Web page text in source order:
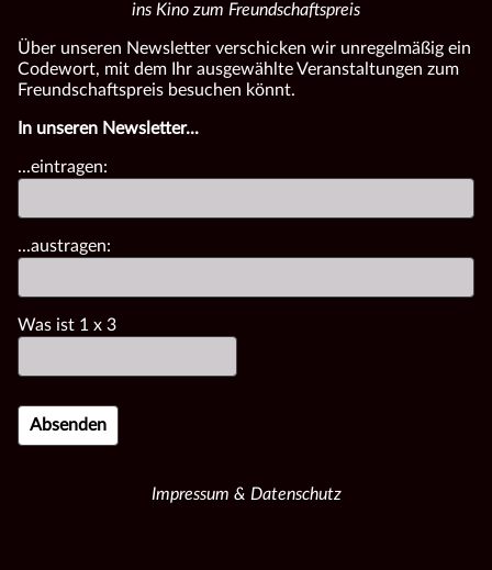
ins Kino zum Freundschaftspreis
Über unseren Newsletter verschicken wir unregelmäßig ein
Codewort, mit dem Ihr ausgewählte Veranstaltungen zum
Freundschaftspreis besuchen könnt.
In unseren Newsletter...
...eintragen:
...austragen:
Was ist 1 x 3
Impressum & Datenschutz